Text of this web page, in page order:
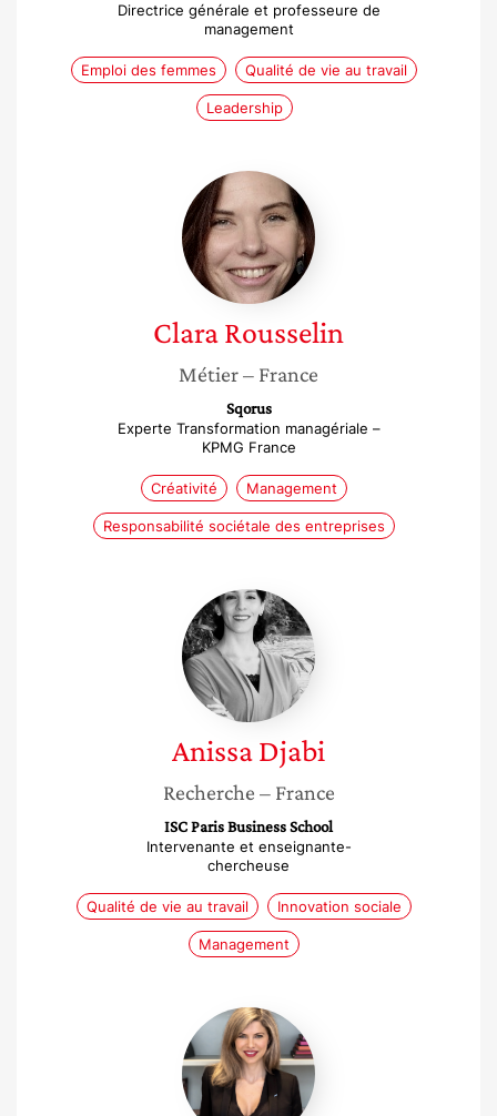
Directrice générale et professeure de
management
Emploi des femmes Qualité de vie au travail
Leadership
Clara
Rousselin
ClaraRousselin
Métier– France
Sqorus
Experte Transformation managériale –
KPMG France
Créativité Management
Responsabilité sociétale des entreprises
Anissa
Djabi
AnissaDjabi
Recherche – France
ISC Paris Business School
Intervenante et enseignante-
chercheuse
Qualité de vie au travail Innovation sociale
Management
Valérie
Duez-
Ruff